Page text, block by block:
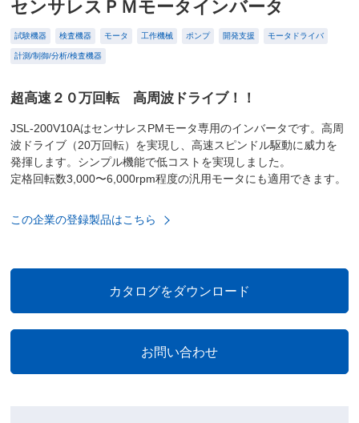
センサレスＰＭモータインバータ
試験機器 検査機器 モータ 工作機械 ポンプ 開発支援 モータドライバ
計測/制御/分析/検査機器
超高速２０万回転 高周波ドライブ！！
JSL-200V10AはセンサレスPMモータ専用のインバータです。高周
波ドライブ（20万回転）を実現し、高速スピンドル駆動に威力を
発揮します。シンプル機能で低コストを実現しました。
定格回転数3,000〜6,000rpm程度の汎用モータにも適用できます。
この企業の登録製品はこちら